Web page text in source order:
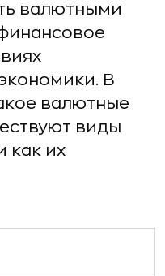
валютными
В
валютные
виды
как их